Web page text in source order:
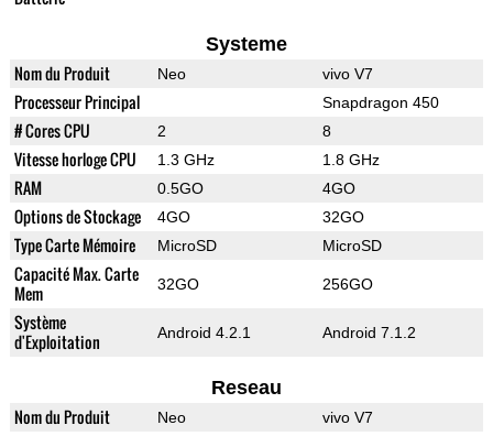
Systeme
Nom du Produit Neo vivo V7
Processeur Principal Snapdragon 450
# Cores CPU 2 8
Vitesse horloge CPU 1.3 GHz 1.8 GHz
RAM 0.5GO 4GO
Options de Stockage 4GO 32GO
Type Carte Mémoire MicroSD MicroSD
Capacité Max. Carte
Mem
32GO 256GO
Système
d'Exploitation
Android 4.2.1 Android 7.1.2
Reseau
Nom du Produit Neo vivo V7